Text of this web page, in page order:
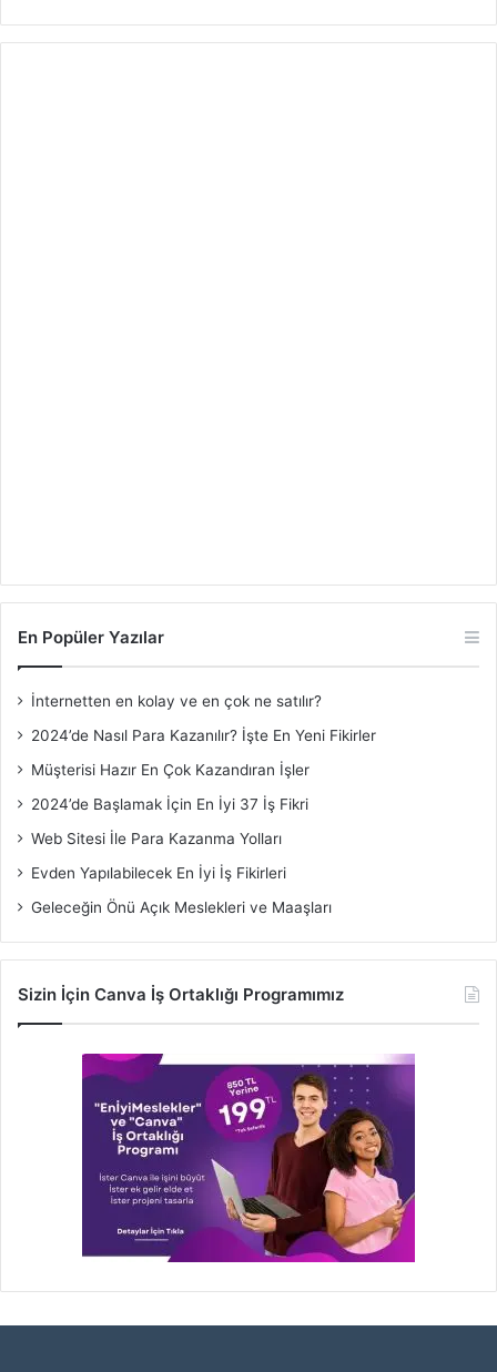
En Popüler Yazılar
İnternetten en kolay ve en çok ne satılır?
2024’de Nasıl Para Kazanılır? İşte En Yeni Fikirler
Müşterisi Hazır En Çok Kazandıran İşler
2024’de Başlamak İçin En İyi 37 İş Fikri
Web Sitesi İle Para Kazanma Yolları
Evden Yapılabilecek En İyi İş Fikirleri
Geleceğin Önü Açık Meslekleri ve Maaşları
Sizin İçin Canva İş Ortaklığı Programımız